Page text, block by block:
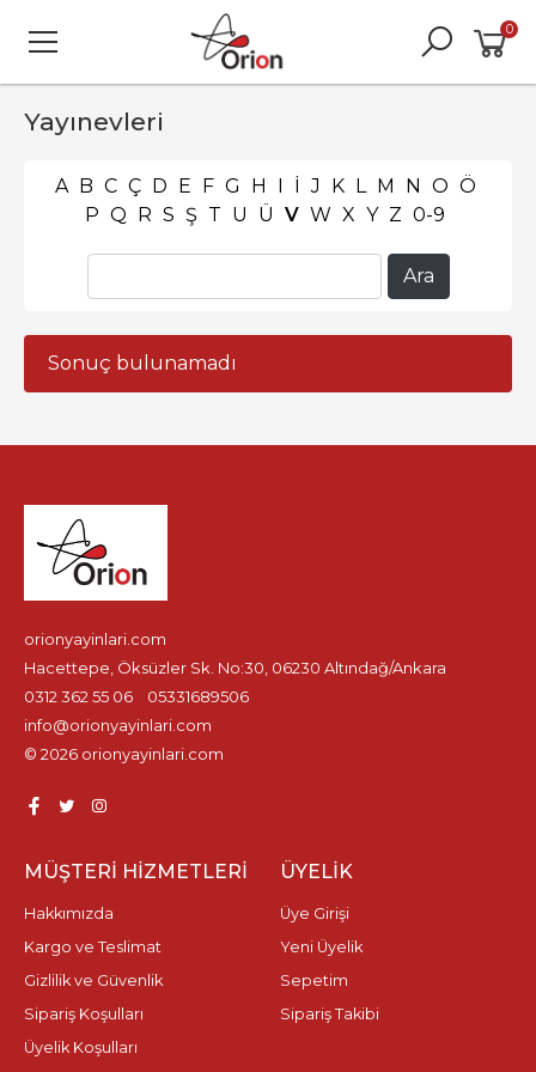
0
Yayınevleri
A B C Ç D E F G H I İ J K L M N O Ö
P Q R S Ş T U Ü V W X Y Z 0-9
Sonuç bulunamadı
orionyayinlari.com
Hacettepe, Öksüzler Sk. No:30, 06230 Altındağ/Ankara
0312 362 55 06
05331689506
info@orionyayinlari.com
© 2026 orionyayinlari.com
MÜŞTERI HIZMETLERI
Hakkımızda
Kargo ve Teslimat
Gizlilik ve Güvenlik
Sipariş Koşulları
Üyelik Koşulları
ÜYELIK
Üye Girişi
Yeni Üyelik
Sepetim
Sipariş Takibi